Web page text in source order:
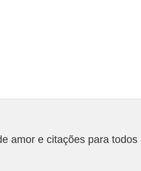
amor e citações para todos